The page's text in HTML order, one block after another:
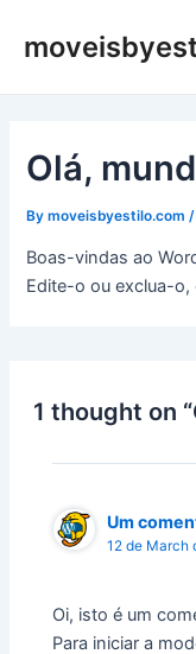
Olá,
Bymoveisbyestilo.com
Boas-vindas ao
Edite-o ou exclua-o,
1 thought on
Um
12 de March
Oi, isto é um
Para iniciar a